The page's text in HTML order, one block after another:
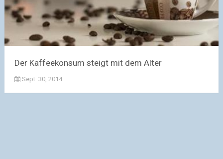
Der Kaffeekonsum steigt mit dem Alter
Sept. 30, 2014